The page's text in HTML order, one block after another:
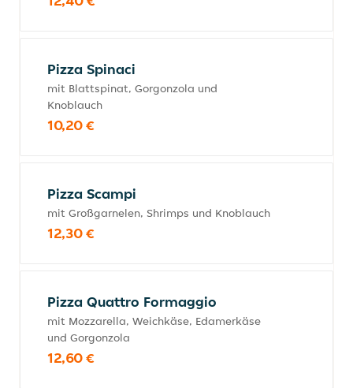
Pizza Spinaci
mit Blattspinat, Gorgonzola und
Knoblauch
10,20 €
Pizza Scampi
mit Großgarnelen, Shrimps und Knoblauch
12,30 €
Pizza Quattro Formaggio
mit Mozzarella, Weichkäse, Edamerkäse
und Gorgonzola
12,60 €